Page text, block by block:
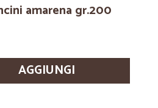
amarena gr.200
AGGIUNGI